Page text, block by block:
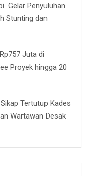
Gelar Penyuluhan
Stunting dan
Juta di
Proyek hingga 20
Tertutup Kades
Wartawan Desak